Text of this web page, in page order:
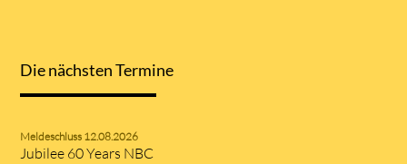
Die nächsten Termine
Meldeschluss 12.08.2026
Jubilee 60 Years NBC